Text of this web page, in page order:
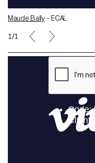
Maude Bally- ECAL
1/1